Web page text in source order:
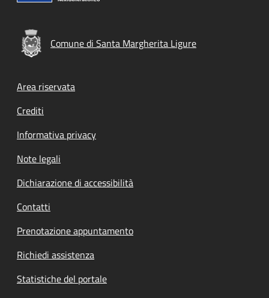
Comune di Santa Margherita Ligure
Footer menu
Area riservata
Crediti
Informativa privacy
Note legali
Dichiarazione di accessibilità
Contatti
Prenotazione appuntamento
Richiedi assistenza
Statistiche del portale